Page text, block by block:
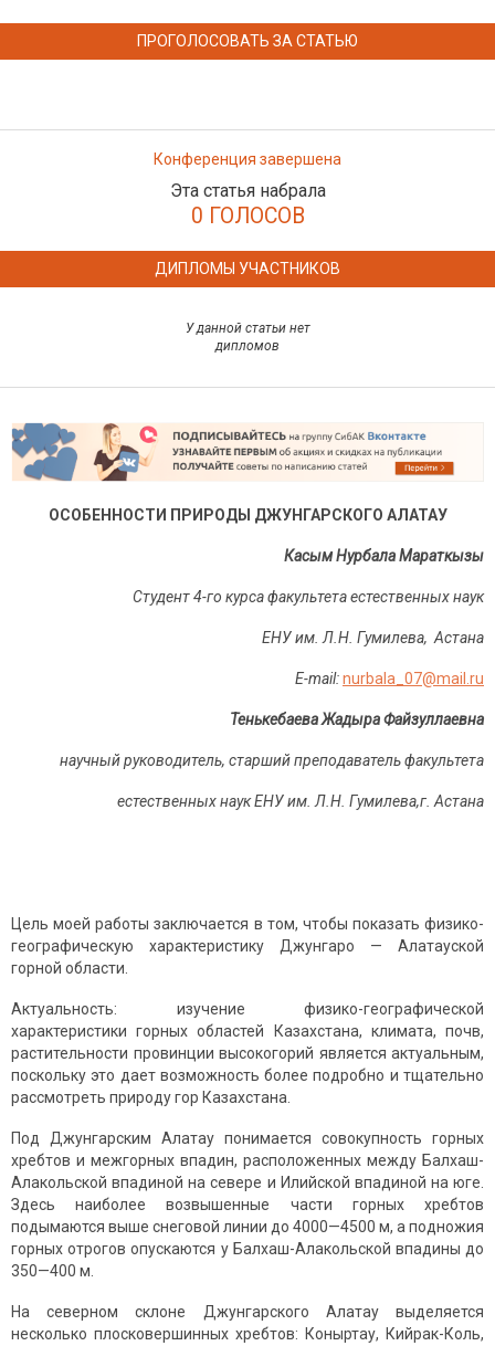
ПРОГОЛОСОВАТЬ ЗА СТАТЬЮ
Конференция завершена
Эта статья набрала
0 ГОЛОСОВ
ДИПЛОМЫ УЧАСТНИКОВ
У данной статьи нет
дипломов
ОСОБЕННОСТИ ПРИРОДЫ ДЖУНГАРСКОГО АЛАТАУ
Касым Нурбала Мараткызы
Студент4-го курса факультета естественных наук
ЕНУ им. Л.Н. Гумилева, Астана
E-mail:nurbala_07@mail.ru
Тенькебаева Жадыра Файзуллаевна
научный руководитель, старший преподавательфакультета
естественных наук ЕНУ им. Л.Н. Гумилева,г. Астана
Цель моей работы заключается в том, чтобы показать физико-
географическую характеристику Джунгаро — Алатауской
горной области.
Актуальность: изучение физико-географической
характеристики горных областей Казахстана, климата, почв,
растительности провинции высокогорий является актуальным,
поскольку это дает возможность более подробно и тщательно
рассмотреть природу гор Казахстана.
Под Джунгарским Алатау понимается совокупность горных
хребтов и межгорных впадин, расположенных между Балхаш-
Алакольской впадиной на севере и Илийской впадиной на юге.
Здесь наиболее возвышенные части горных хребтов
подымаются выше снеговой линии до 4000—4500 м, а подножия
горных отрогов опускаются у Балхаш-Алакольской впадины до
350—400 м.
На северном склоне Джунгарского Алатау выделяется
несколько плосковершинных хребтов: Коныртау, Кийрак-Коль,